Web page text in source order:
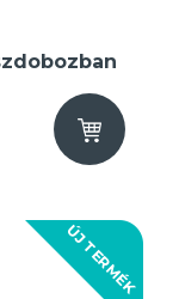
ÚJ TERMÉK